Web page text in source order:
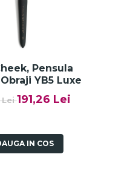
Pensula
YB5 Luxe
Lei191,26 Lei
IN COS